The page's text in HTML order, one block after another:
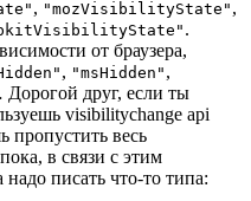
, "mozVisibilityState" ,
.
от браузера,
, "msHidden" ,
друг, если ты
visibilitychange api
пропустить весь
в связи с этим
писать что-то типа: